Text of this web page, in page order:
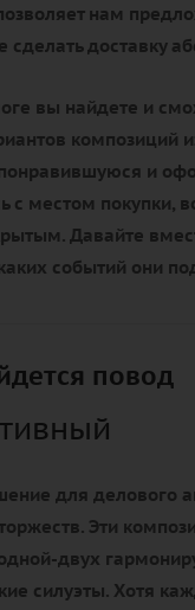
нам
сделать доставку
вы найдете и
композиций
и
с местом покупки,
Давайте
событий они
повод
для делового
Эти
двух
силуэты. Хотя